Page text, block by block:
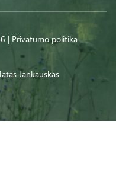
| Privatumo politika
Jankauskas